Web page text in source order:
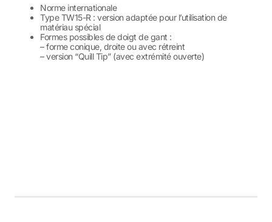
Norme internationale
Type TW15-R : version adaptée pour l’utilisation de
matériau spécial
Formes possibles de doigt de gant :
– forme conique, droite ou avec rétreint
– version “Quill Tip” (avec extrémité ouverte)